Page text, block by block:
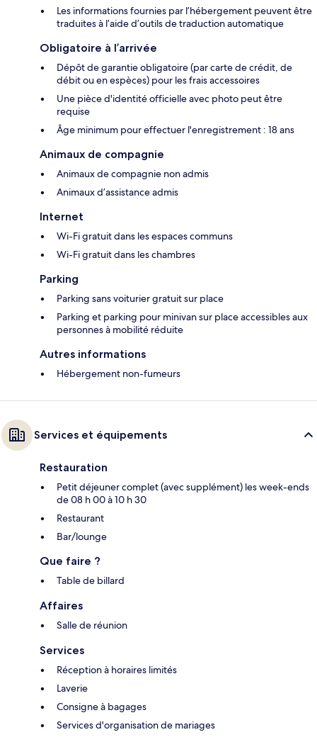
Les informations fournies par l’hébergement peuvent être
traduites à l’aide d’outils de traduction automatique
Obligatoire à l’arrivée
Dépôt de garantie obligatoire (par carte de crédit, de
débit ou en espèces) pour les frais accessoires
Une pièce d'identité officielle avec photo peut être
requise
Âge minimum pour effectuer l'enregistrement : 18 ans
Animaux de compagnie
Animaux de compagnie non admis
Animaux d’assistance admis
Internet
Wi-Fi gratuit dans les espaces communs
Wi-Fi gratuit dans les chambres
Parking
Parking sans voiturier gratuit sur place
Parking et parking pour minivan sur place accessibles aux
personnes à mobilité réduite
Autres informations
Hébergement non-fumeurs
Services et équipements
Restauration
Petit déjeuner complet (avec supplément) les week-ends
de 08 h 00 à 10 h 30
Restaurant
Bar/lounge
Que faire ?
Table de billard
Affaires
Salle de réunion
Services
Réception à horaires limités
Laverie
Consigne à bagages
Services d'organisation de mariages